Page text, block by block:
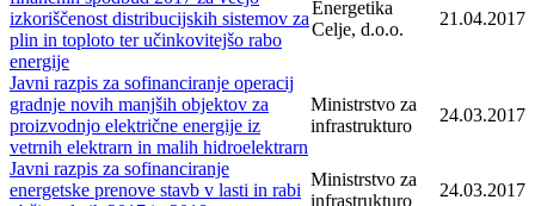
izkoriščenost distribucijskih sistemov za
plin in toploto ter učinkovitejšo rabo
energije
Energetika
Celje, d.o.o.
21.04.2017
Javni razpis za sofinanciranje operacij
gradnje novih manjših objektov za
proizvodnjo električne energije iz
vetrnih elektrarn in malih hidroelektrarn
Ministrstvo za
infrastrukturo
24.03.2017
Javni razpis za sofinanciranje
energetske prenove stavb v lasti in rabi
Ministrstvo za
infrastrukturo
24.03.2017